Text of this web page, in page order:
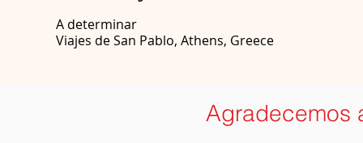
A determinar
Viajes de San Pablo, Athens, Greece
Agradecemos